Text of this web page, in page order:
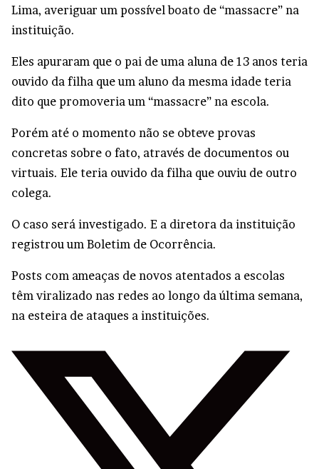
Lima, averiguar um possível boato de “massacre” na
instituição.
Eles apuraram que o pai de uma aluna de 13 anos teria
ouvido da filha que um aluno da mesma idade teria
dito que promoveria um “massacre” na escola.
Porém até o momento não se obteve provas
concretas sobre o fato, através de documentos ou
virtuais. Ele teria ouvido da filha que ouviu de outro
colega.
O caso será investigado. E a diretora da instituição
registrou um Boletim de Ocorrência.
Posts com ameaças de novos atentados a escolas
têm viralizado nas redes ao longo da última semana,
na esteira de ataques a instituições.